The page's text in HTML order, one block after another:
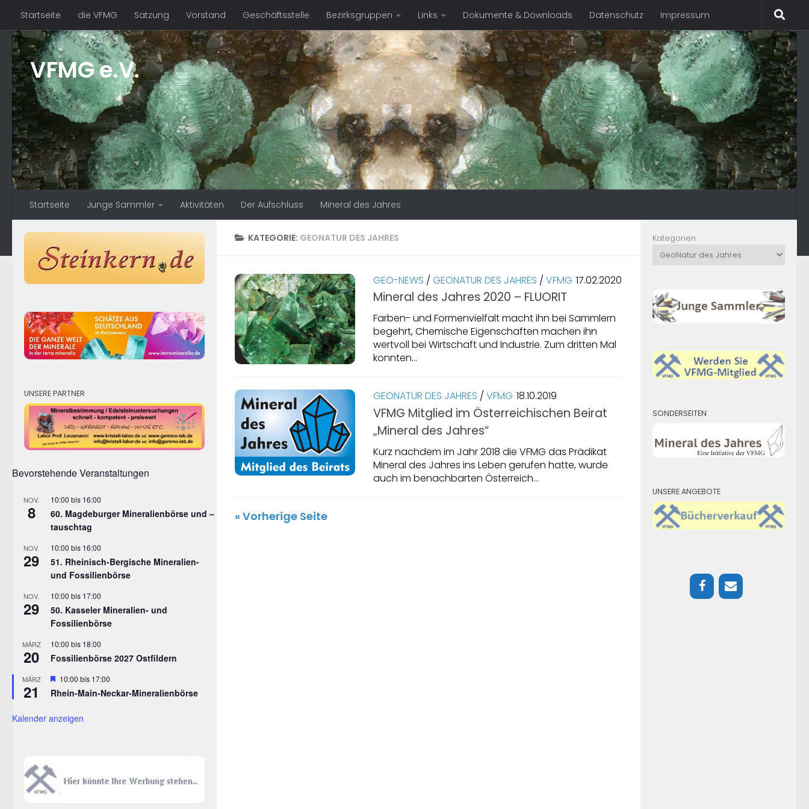
Zum Inhalt springen
Startseite die VFMG Satzung Vorstand Geschäftsstelle Bezirksgruppen Links Dokumente & Downloads Datenschutz Impressum
VFMG e.V.
Startseite Junge Sammler Aktivitäten Der Aufschluss Mineral des Jahres
KATEGORIE: GEONATUR DES JAHRES
GEO-NEWS / GEONATUR DES JAHRES / VFMG 17.02.2020
Mineral des Jahres 2020 – FLUORIT
Farben- und Formenvielfalt macht ihn bei Sammlern
begehrt, Chemische Eigenschaften machen ihn
wertvoll bei Wirtschaft und Industrie. Zum dritten Mal
konnten...
GEONATUR DES JAHRES / VFMG 18.10.2019
VFMG Mitglied im Österreichischen Beirat
„Mineral des Jahres“
Kurz nachdem im Jahr 2018 die VFMG das Prädikat
Mineral des Jahres ins Leben gerufen hatte, wurde
auch im benachbarten Österreich...
« Vorherige Seite
UNSERE PARTNER
Bevorstehende Veranstaltungen
NOV.
8
10:00 bis 16:00
60. Magdeburger Mineralienbörse und –
tauschtag
NOV.
29
10:00 bis 16:00
51. Rheinisch-Bergische Mineralien-
und Fossilienbörse
NOV.
29
10:00 bis 17:00
50. Kasseler Mineralien- und
Fossilienbörse
MÄRZ
20
10:00 bis 18:00
Fossilienbörse 2027 Ostfildern
MÄRZ
21
Hervorgehoben
10:00 bis 17:00
Rhein-Main-Neckar-Mineralienbörse
Kalender anzeigen
Kategorien
SONDERSEITEN
UNSERE ANGEBOTE